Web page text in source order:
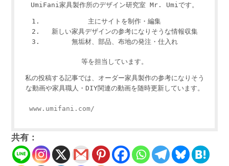
UmiFani家具製作所のデザイン研究室 Mr. Umiです。
主にサイトを制作・編集
新しい家具デザインの参考になりそうな情報収集
無垢材、部品、布地の発注・仕入れ
等を担当しています。
私の投稿する記事では、オーダー家具製作の参考になりそう
な動画や家具職人・DIY関連の動画を随時更新しています。
www.umifani.com/
共有：